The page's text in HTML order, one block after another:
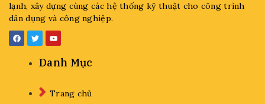
lạnh, xây dựng cùng các hệ thống kỹ thuật cho công trình
dân dụng và công nghiệp.
Danh Mục
Trang chủ